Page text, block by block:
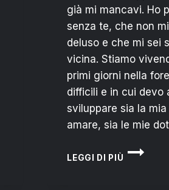
già mi mancavi. Ho
senza te, che non
deluso e che mi sei
vicina. Stiamo
primi giorni nella
difficili e in cui devo
sviluppare sia la
amare, sia le mie
LEGGI DI PIÙ
25